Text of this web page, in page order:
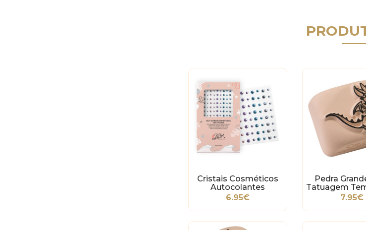
Cristais Cosméticos
Autocolantes
6.95€
Pedra
Tatuagem
- Dragão
7.95€